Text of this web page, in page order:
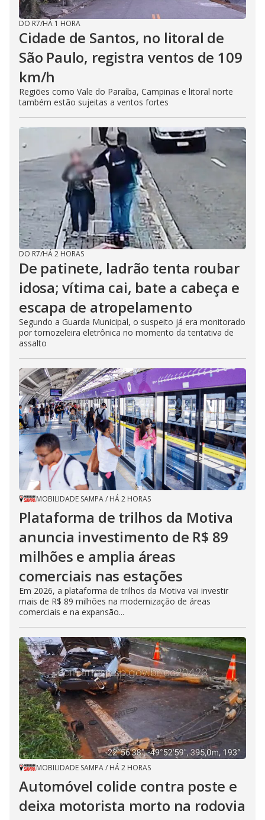
DO R7/HÁ 1 HORA
Cidade de Santos, no litoral de
São Paulo, registra ventos de 109
km/h
Regiões como Vale do Paraíba, Campinas e litoral norte
também estão sujeitas a ventos fortes
DO R7/HÁ 2 HORAS
De patinete, ladrão tenta roubar
idosa; vítima cai, bate a cabeça e
escapa de atropelamento
Segundo a Guarda Municipal, o suspeito já era monitorado
por tornozeleira eletrônica no momento da tentativa de
assalto
MOBILIDADE SAMPA/ HÁ 2 HORAS
Plataforma de trilhos da Motiva
anuncia investimento de R$ 89
milhões e amplia áreas
comerciais nas estações
Em 2026, a plataforma de trilhos da Motiva vai investir
mais de R$ 89 milhões na modernização de áreas
comerciais e na expansão...
MOBILIDADE SAMPA/ HÁ 2 HORAS
Automóvel colide contra poste e
deixa motorista morto na rodovia